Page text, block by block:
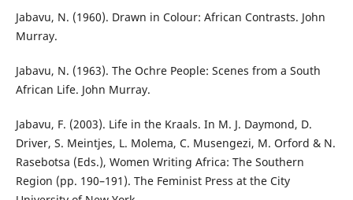
Jabavu, N. (1960). Drawn in Colour: African Contrasts. John
Murray.
Jabavu, N. (1963). The Ochre People: Scenes from a South
African Life. John Murray.
Jabavu, F. (2003). Life in the Kraals. In M. J. Daymond, D.
Driver, S. Meintjes, L. Molema, C. Musengezi, M. Orford & N.
Rasebotsa (Eds.), Women Writing Africa: The Southern
Region (pp. 190–191). The Feminist Press at the City